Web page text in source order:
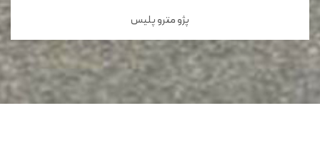
پژو مترو پلیس